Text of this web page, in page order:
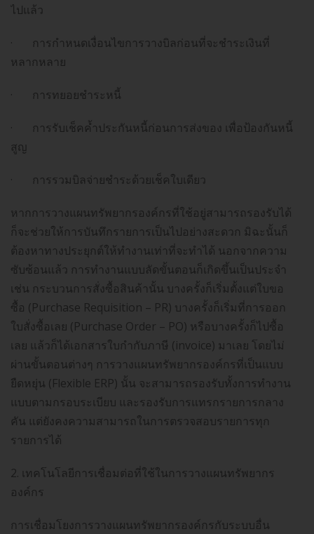
ไปแล้ว
· การกำหนดเงื่อนไขการวางบิลก่อนที่จะชำระเงินที่
หลากหลาย
· การทยอยชำระหนี้
· การรับเช็คค้ำประกันหนี้ก่อนการส่งของ เพื่อป้องกันหนี้
สูญ
· การรวมบิลจ่ายชำระด้วยเช็คใบเดียว
หากการวางแผนทรัพยากรองค์กรที่ใช้อยู่สามารถรองรับได้
ก็จะช่วยให้การบันทึกรายการเป็นไปอย่างสะดวก มิฉะนั้นก็
ต้องหาทางประยุกต์ให้ทำงานเท่าที่จะทำได้ นอกจากความ
ซับซ้อนแล้ว การทำงานแบบลัดขั้นตอนก็เกิดขึ้นเป็นประจำ
เช่น กระบวนการสั่งซื้อสินค้านั้น บางครั้งก็เริ่มตั้งแต่ใบขอ
ซื้อ (Purchase Requisition – PR) บางครั้งก็เริ่มที่การออก
ใบสั่งซื้อเลย (Purchase Order – PO) หรือบางครั้งก็ไปซื้อ
เลย แล้วก็ได้เอกสารใบกำกับภาษี (invoice) มาเลย โดยไม่
ผ่านขั้นตอนต่างๆ การวางแผนทรัพยากรองค์กรที่เป็นแบบ
ยืดหยุ่น (Flexible ERP) นั้น จะสามารถรองรับทั้งการทำงาน
แบบตามกรอบระเบียบ และรองรับการแทรกรายการกลาง
คัน แต่ยังคงความสามารถในการตรวจสอบรายการทุก
รายการได้
2. เทคโนโลยีการเชื่อมต่อที่ใช้ในการวางแผนทรัพยากร
องค์กร
การเชื่อมโยงการวางแผนทรัพยากรองค์กรกับระบบอื่น